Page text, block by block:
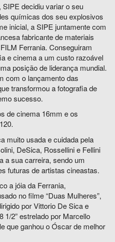
decidiu variar o seu
químicas dos seu explosivos
inicial, a SIPE juntamente com
fabricante de materiais
Ferrania. Conseguiram
e cinema a um custo razoável
posição de liderança mundial.
com o lançamento das
transformou a fotografia de
sucesso.
de cinema 16mm e os
muito usada e cuidada pela
DeSica, Rossellini e Fellini
a sua carreira, sendo um
futuras de artistas cineastas.
a jóia da Ferrania,
no filme “Duas Mulheres”,
por Vittorio De Sica e
1/2” estrelado por Marcello
que ganhou o Óscar de melhor